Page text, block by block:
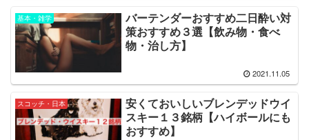
基本・雑学
バーテンダーおすすめ二日酔い対
策おすすめ３選【飲み物・食べ
物・治し方】
2021.11.05
スコッチ・日本
安くておいしいブレンデッドウイ
スキー１３銘柄【ハイボールにも
おすすめ】